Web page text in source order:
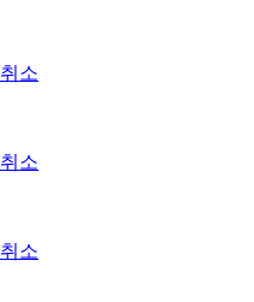
취소
취소
취소